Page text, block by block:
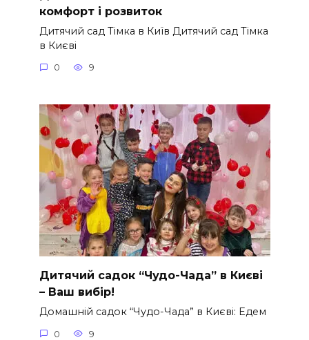
комфорт і розвиток
Дитячий сад Тімка в Київ Дитячий сад Тімка
в Києві
0 9
Дитячий садок “Чудо-Чада” в Києві
– Ваш вибір!
Домашній садок “Чудо-Чада” в Києві: Едем
0 9